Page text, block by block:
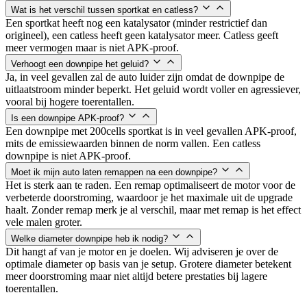
Wat is het verschil tussen sportkat en catless?
Een sportkat heeft nog een katalysator (minder restrictief dan
origineel), een catless heeft geen katalysator meer. Catless geeft
meer vermogen maar is niet APK-proof.
Verhoogt een downpipe het geluid?
Ja, in veel gevallen zal de auto luider zijn omdat de downpipe de
uitlaatstroom minder beperkt. Het geluid wordt voller en agressiever,
vooral bij hogere toerentallen.
Is een downpipe APK-proof?
Een downpipe met 200cells sportkat is in veel gevallen APK-proof,
mits de emissiewaarden binnen de norm vallen. Een catless
downpipe is niet APK-proof.
Moet ik mijn auto laten remappen na een downpipe?
Het is sterk aan te raden. Een remap optimaliseert de motor voor de
verbeterde doorstroming, waardoor je het maximale uit de upgrade
haalt. Zonder remap merk je al verschil, maar met remap is het effect
vele malen groter.
Welke diameter downpipe heb ik nodig?
Dit hangt af van je motor en je doelen. Wij adviseren je over de
optimale diameter op basis van je setup. Grotere diameter betekent
meer doorstroming maar niet altijd betere prestaties bij lagere
toerentallen.